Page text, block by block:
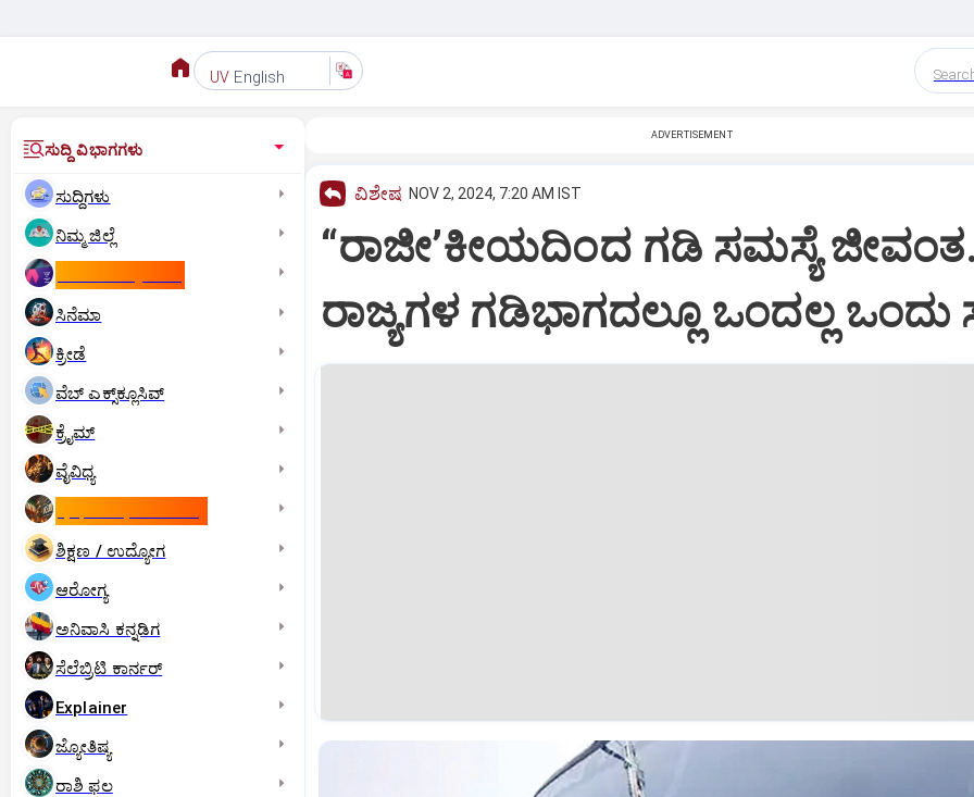
UV English
ಸುದ್ದಿ ವಿಭಾಗಗಳು
ಸುದ್ದಿಗಳು
ನಿಮ್ಮ ಜಿಲ್ಲೆ
ಸಿನೆಮಾ
ಕ್ರೀಡೆ
ವೆಬ್ ಎಕ್ಸ್‌ಕ್ಲೂಸಿವ್
ಕ್ರೈಮ್
ವೈವಿಧ್ಯ
ಶಿಕ್ಷಣ / ಉದ್ಯೋಗ
ಆರೋಗ್ಯ
ಅನಿವಾಸಿ ಕನ್ನಡಿಗ
ಸೆಲೆಬ್ರಿಟಿ ಕಾರ್ನರ್‌
Explainer
ಜ್ಯೋತಿಷ್ಯ
ರಾಶಿ ಫಲ
ADVERTISEMENT
ವಿಶೇಷ NOV 2, 2024, 7:20 AM IST
“ರಾಜೀ’ಕೀಯದಿಂದ ಗಡಿ ಸಮಸ್ಯೆ
ರಾಜ್ಯಗಳ ಗಡಿಭಾಗದಲ್ಲೂ ಒಂದಲ್ಲ ಒಂದು